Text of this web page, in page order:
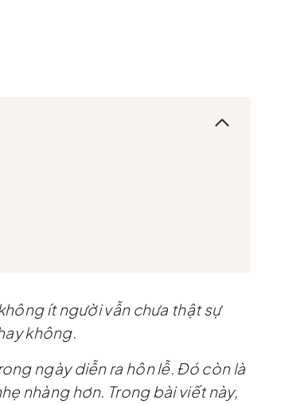
ít người vẫn chưa thật sự
không.
ngày diễn ra hôn lễ. Đó còn là
nhàng hơn. Trong bài viết này,